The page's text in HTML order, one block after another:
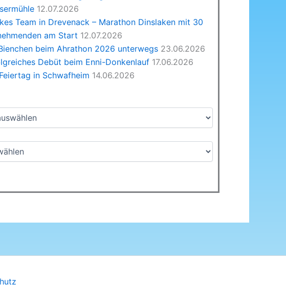
12.07.2026
Team in Drevenack – Marathon Dinslaken mit 30
am Start 12.07.2026
beim Ahrathon 2026 unterwegs 23.06.2026
Debüt beim Enni-Donkenlauf 17.06.2026
in Schwafheim 14.06.2026